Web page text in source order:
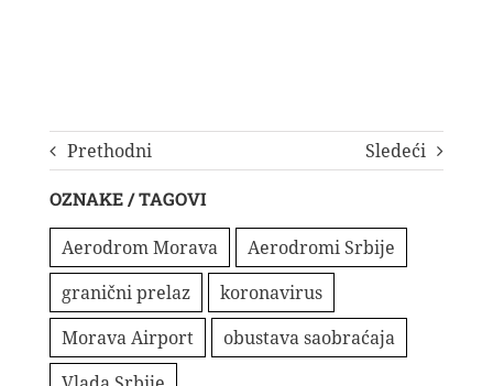
Prethodni Sledeći
OZNAKE / TAGOVI
Aerodrom Morava
Aerodromi Srbije
granični prelaz
koronavirus
Morava Airport
obustava saobraćaja